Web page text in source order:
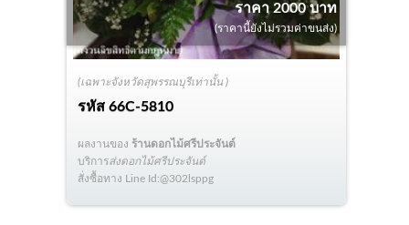
(เฉพาะจังหวัดสุพรรณบุรีเท่านั้น )
รหัส66C-5810
ราคา 2000 บาท
(ราคานี้ยังไม่รวมค่าขนส่ง)
ผลงานของ ร้านดอกไม้ศรีประจันต์
บริการส่งดอกไม้ศรีประจันต์
สั่งซื้อทาง Line Id:@302lsppg